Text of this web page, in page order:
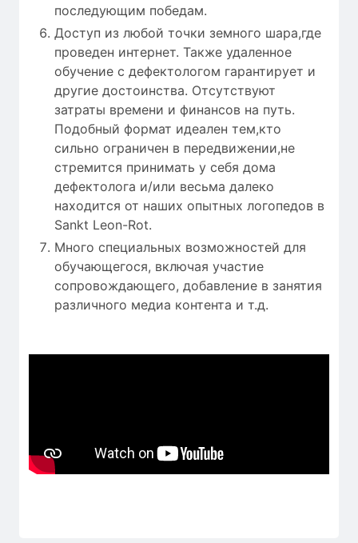
последующим победам.
Доступ из любой точки земного шара,где
проведен интернет. Также удаленное
обучение с дефектологом гарантирует и
другие достоинства. Отсутствуют
затраты времени и финансов на путь.
Подобный формат идеален тем,кто
сильно ограничен в передвижении,не
стремится принимать у себя дома
дефектолога и/или весьма далеко
находится от наших опытных логопедов в
Sankt Leon-Rot.
Много специальных возможностей для
обучающегося, включая участие
сопровождающего, добавление в занятия
различного медиа контента и т.д.